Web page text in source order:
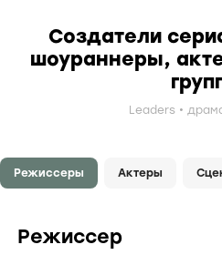
Создатели
шоураннеры,
Leaders
Режиссеры Актеры
Режиссер